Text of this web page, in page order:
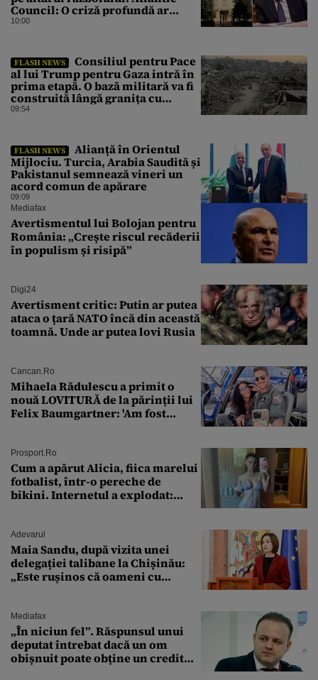
Council: O criză profundă ar
putea forța Kremlinul să apeleze
10:00
FLASH NEWS
Consiliul pentru Pace
al lui Trump pentru Gaza intră în
prima etapă. O bază militară va fi
construită lângă granița cu
Israelul
09:54
FLASH NEWS
Alianță în Orientul
Mijlociu. Turcia, Arabia Saudită și
Pakistanul semnează vineri un
acord comun de apărare
09:09
Mediafax
Avertismentul lui Bolojan pentru
România: „Crește riscul recăderii
în populism și risipă”
Digi24
Avertisment critic: Putin ar putea
ataca o țară NATO încă din această
toamnă. Unde ar putea lovi Rusia
Cancan.ro
Mihaela Rădulescu a primit o
nouă LOVITURĂ de la părinții lui
Felix Baumgartner: 'Am fost
Prosport.ro
Cum a apărut Alicia, fiica marelui
fotbalist, într-o pereche de
bikini. Internetul a explodat:
Adevarul
Maia Sandu, după vizita unei
delegației talibane la Chișinău:
„Este rușinos că oameni cu
Mediafax
„În niciun fel”. Răspunsul unui
deputat întrebat dacă un om
obișnuit poate obține un credit